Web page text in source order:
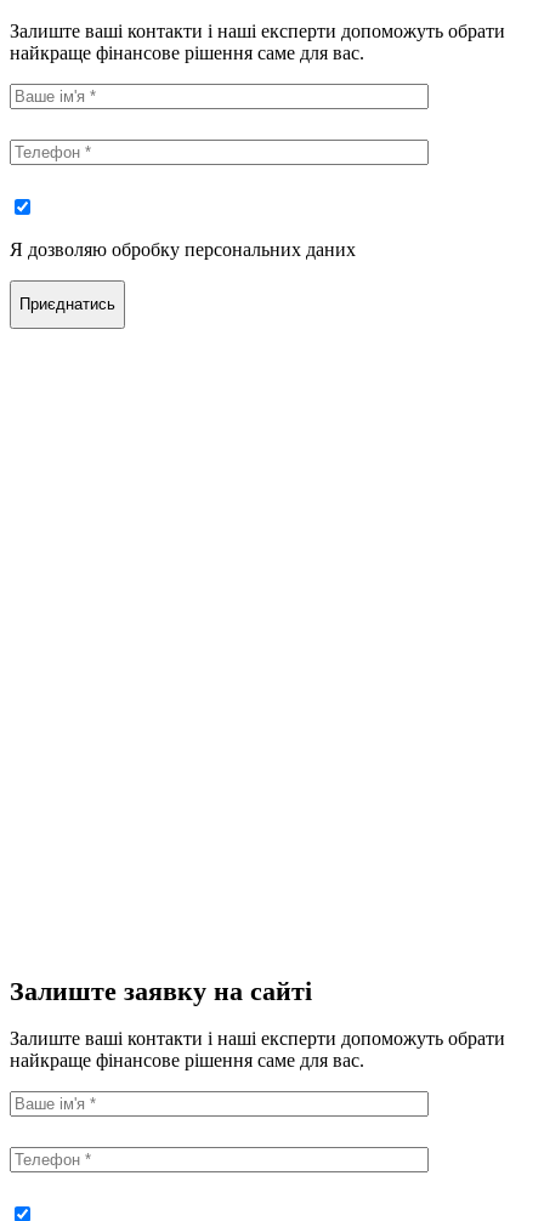
Залиште ваші контакти і наші експерти допоможуть обрати
найкраще фінансове рішення саме для вас.
Я дозволяю обробку персональних даних
Залиште заявку на сайті
Залиште ваші контакти і наші експерти допоможуть обрати
найкраще фінансове рішення саме для вас.